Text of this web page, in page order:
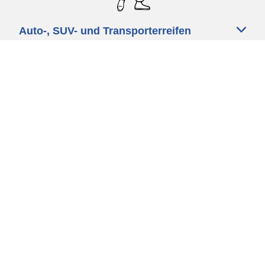
Auto-, SUV- und Transporterreifen